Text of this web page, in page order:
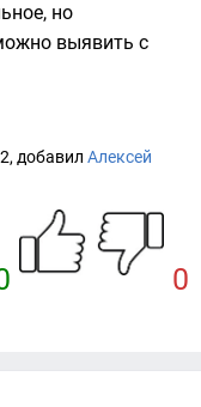
но
выявить с
добавил Алексей
0